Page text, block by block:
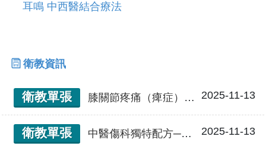
耳鳴 中西醫結合療法
衛教資訊
衛教單張 膝關節疼痛（痺症）的日常保健 2025-11-13
衛教單張 中醫傷科獨特配方─金創膏 2025-11-13